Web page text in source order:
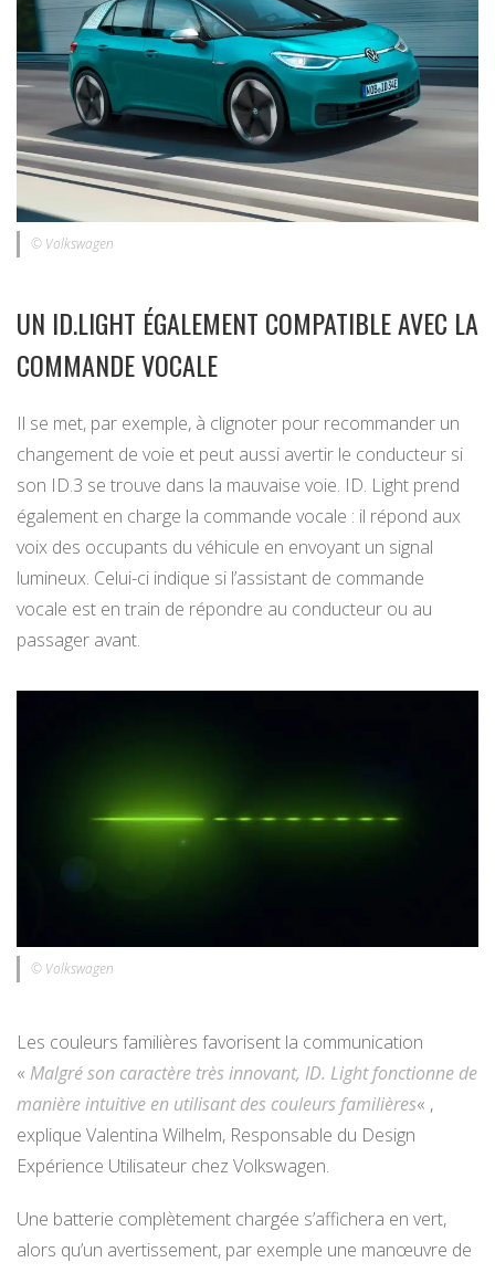
© Volkswagen
UN ID.LIGHT ÉGALEMENT COMPATIBLE AVEC LA
COMMANDE VOCALE
Il se met, par exemple, à clignoter pour recommander un
changement de voie et peut aussi avertir le conducteur si
son ID.3 se trouve dans la mauvaise voie. ID. Light prend
également en charge la commande vocale : il répond aux
voix des occupants du véhicule en envoyant un signal
lumineux. Celui-ci indique si l’assistant de commande
vocale est en train de répondre au conducteur ou au
passager avant.
© Volkswagen
Les couleurs familières favorisent la communication
« Malgré son caractère très innovant, ID. Light fonctionne de
manière intuitive en utilisant des couleurs familières« ,
explique Valentina Wilhelm, Responsable du Design
Expérience Utilisateur chez Volkswagen.
Une batterie complètement chargée s’affichera en vert,
alors qu’un avertissement, par exemple une manœuvre de